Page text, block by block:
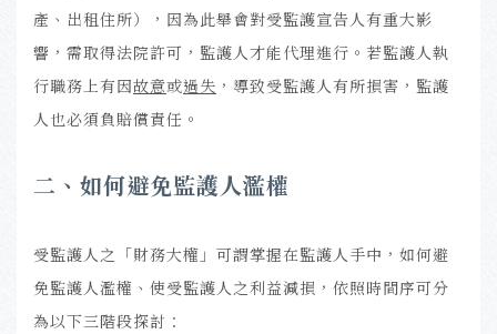
產、出租住所），因為此舉會對受監護宣告人有重大影
響，需取得法院許可，監護人才能代理進行。若監護人執
行職務上有因故意或過失 ，導致受監護人有所損害，監護
人也必須負賠償責任。
二、如何避免監護人濫權
受監護人之「財務大權」可謂掌握在監護人手中，如何避
免監護人濫權、使受監護人之利益減損，依照時間序可分
為以下三階段探討：